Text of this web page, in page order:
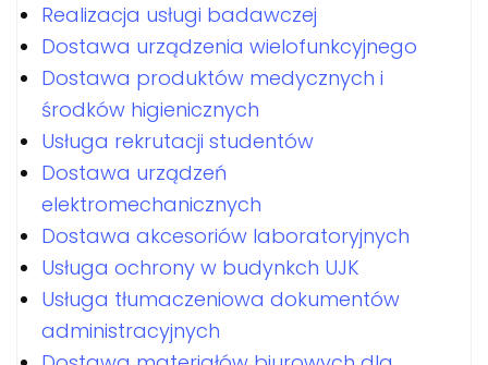
Realizacja usługi badawczej
Dostawa urządzenia wielofunkcyjnego
Dostawa produktów medycznych i
środków higienicznych
Usługa rekrutacji studentów
Dostawa urządzeń
elektromechanicznych
Dostawa akcesoriów laboratoryjnych
Usługa ochrony w budynkch UJK
Usługa tłumaczeniowa dokumentów
administracyjnych